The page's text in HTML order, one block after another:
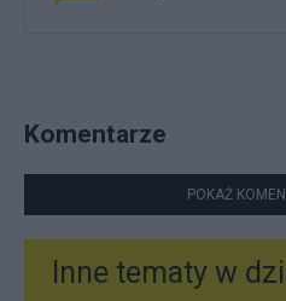
Komentarze
POKAŻ
Inne tematy w